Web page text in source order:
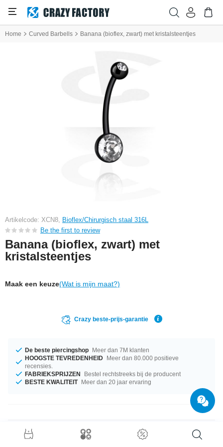
Home Curved Barbells Banana (bioflex, zwart) met kristalsteentjes
Artikelcode: XCN8, Bioflex/Chirurgisch staal 316L
Be the first to review
Banana (bioflex, zwart) met
kristalsteentjes
Maak een keuze(Wat is mijn maat?)
Crazy beste-prijs-garantie
De beste piercingshop Meer dan 7M klanten
HOOGSTE TEVREDENHEID Meer dan 80.000 positieve
recensies.
FABRIEKSPRIJZEN
Bestel rechtstreeks bij de producent
BESTE KWALITEIT Meer dan 20 jaar ervaring
Productgegevens